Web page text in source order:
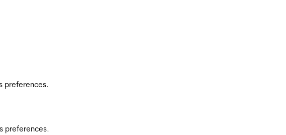
preferences.
preferences.